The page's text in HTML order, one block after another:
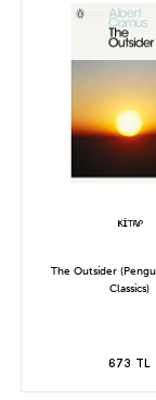
The Outsider
Classics)
673 TL